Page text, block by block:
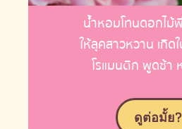
น้ำหอมโทนดอกไม้
ให้ลุคสาวหวาน เกิด
โรแมนติก พูดช้า
ดูต่อมั้ย?